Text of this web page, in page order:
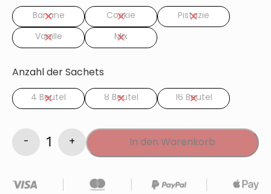
Banane Cookie
Pistazie
Vanille
Mix
Anzahl der Sachets
4 Beutel 8 Beutel 16 Beutel
BlendyPack
Menge
In den Warenkorb